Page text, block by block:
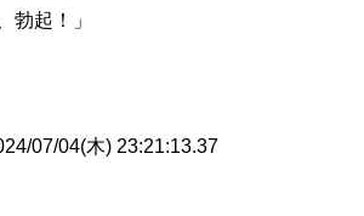
勃起！」
07/04(木) 23:21:13.37